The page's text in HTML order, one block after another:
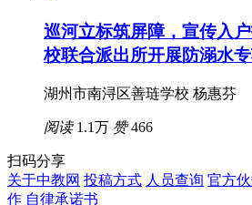
巡河立标筑屏障，宣传入
校联合派出所开展防溺水
湖州市南浔区善琏学校 杨惠芬
阅读1.1万 赞466
扫码分享
关于中教网 投稿方式 人员查询 官方
作 自律承诺书